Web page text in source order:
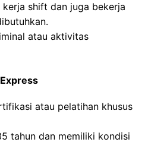
shift dan juga bekerja
atau aktivitas
atau pelatihan khusus
tahun dan memiliki kondisi